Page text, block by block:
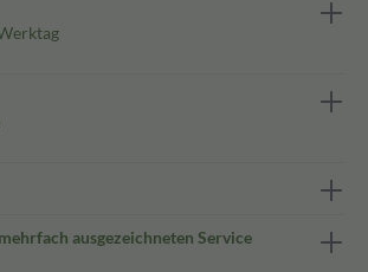
ausgezeichneten Service